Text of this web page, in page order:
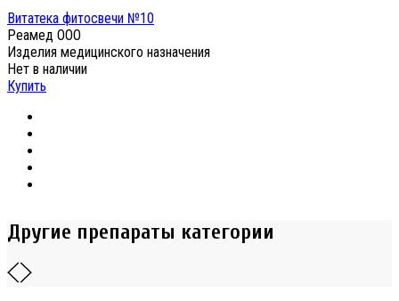
Витатека фитосвечи №10
Реамед ООО
Изделия медицинского назначения
Нет в наличии
Купить
Другие препараты категории